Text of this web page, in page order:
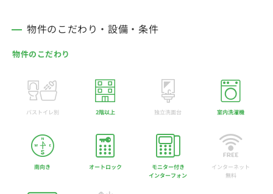
物件のこだわり・設備・条件
物件のこだわり
バストイレ別 2階以上 独立洗面台 室内洗濯機
南向き オートロック
モニター付き
インターフォン
インターネット
無料